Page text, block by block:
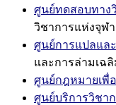
ศูนย์ทดสอบทาง
วิชาการแห่งจุฬ
ศูนย์การแปลแล
และการล่ามเฉ
ศูนย์กฎหมายเพื่
ศูนย์บริการวิชา